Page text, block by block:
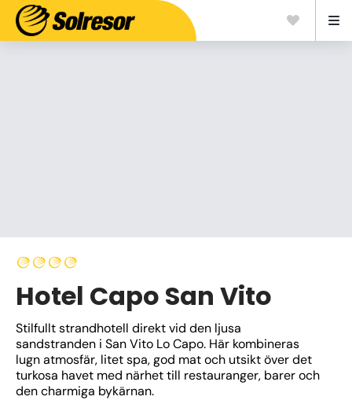
Hotel Capo San Vito
Stilfullt strandhotell direkt vid den ljusa
sandstranden i San Vito Lo Capo. Här kombineras
lugn atmosfär, litet spa, god mat och utsikt över det
turkosa havet med närhet till restauranger, barer och
den charmiga bykärnan.